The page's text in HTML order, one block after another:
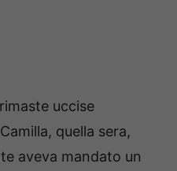
uccise
quella sera,
aveva mandato un